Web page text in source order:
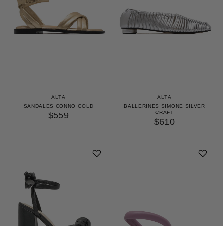
ALTA
SANDALES CONNO GOLD
$559
ALTA
BALLERINES SIMONE SILVER
CRAFT
$610